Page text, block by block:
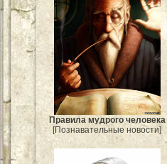
Правила мудрого человека
[Познавательные новости]